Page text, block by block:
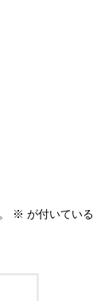
※ が付いている